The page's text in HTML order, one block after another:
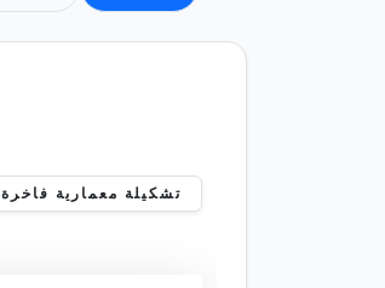
تشكيلة معمارية فاخرة